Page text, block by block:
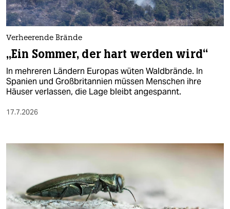
Verheerende Brände
„Ein Sommer, der hart werden wird“
In mehreren Ländern Europas wüten Waldbrände. In
Spanien und Großbritannien müssen Menschen ihre
Häuser verlassen, die Lage bleibt angespannt.
17.7.2026